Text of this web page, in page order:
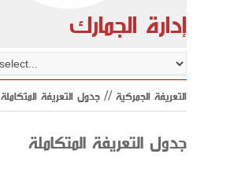
إدارة الجمارك
التعريفة الجمركية // جدول التعريفة المتكاملة
جدول التعريفة المتكاملة